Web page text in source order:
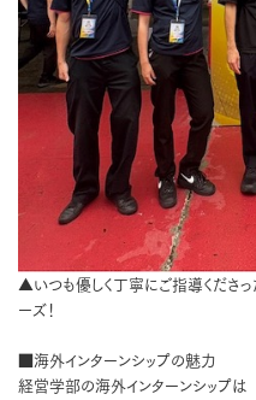
▲いつも優しく丁寧にご指導くださ
ーズ！
■海外インターンシップの魅力
経営学部の海外インターンシップは